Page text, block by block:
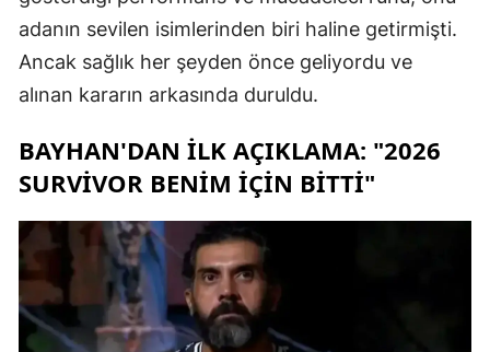
adanın sevilen isimlerinden biri haline getirmişti.
Ancak sağlık her şeyden önce geliyordu ve
alınan kararın arkasında duruldu.
BAYHAN'DAN İLK AÇIKLAMA: "2026
SURVIVOR BENIM İÇIN BITTI"